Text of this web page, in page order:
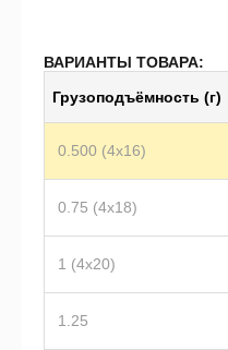
ВАРИАНТЫ ТОВАРА:
Грузоподъёмность (г)
0.500 (4х16)
0.75 (4х18)
1 (4x20)
1.25